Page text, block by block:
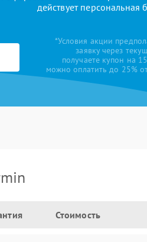
действует персональная
*Условия акции
заявку через
получаете купон на
можно оплатить до 25%
Стоимость